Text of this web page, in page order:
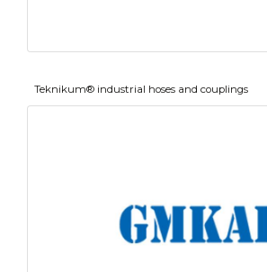
Teknikum® industrial hoses and couplings